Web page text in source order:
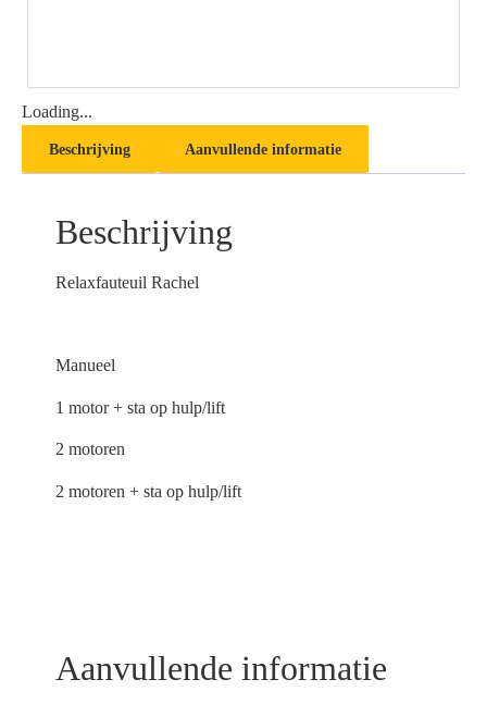
Loading...
Beschrijving Aanvullende informatie
Beschrijving
Relaxfauteuil Rachel
Manueel
1 motor + sta op hulp/lift
2 motoren
2 motoren + sta op hulp/lift
Aanvullende informatie